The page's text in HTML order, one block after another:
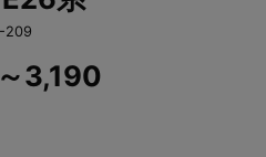
209
3,190